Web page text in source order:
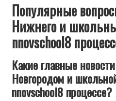
Популярные
Нижнего и
nnovschool8
Какие главные
Новгородом и
nnovschool8 процессе?